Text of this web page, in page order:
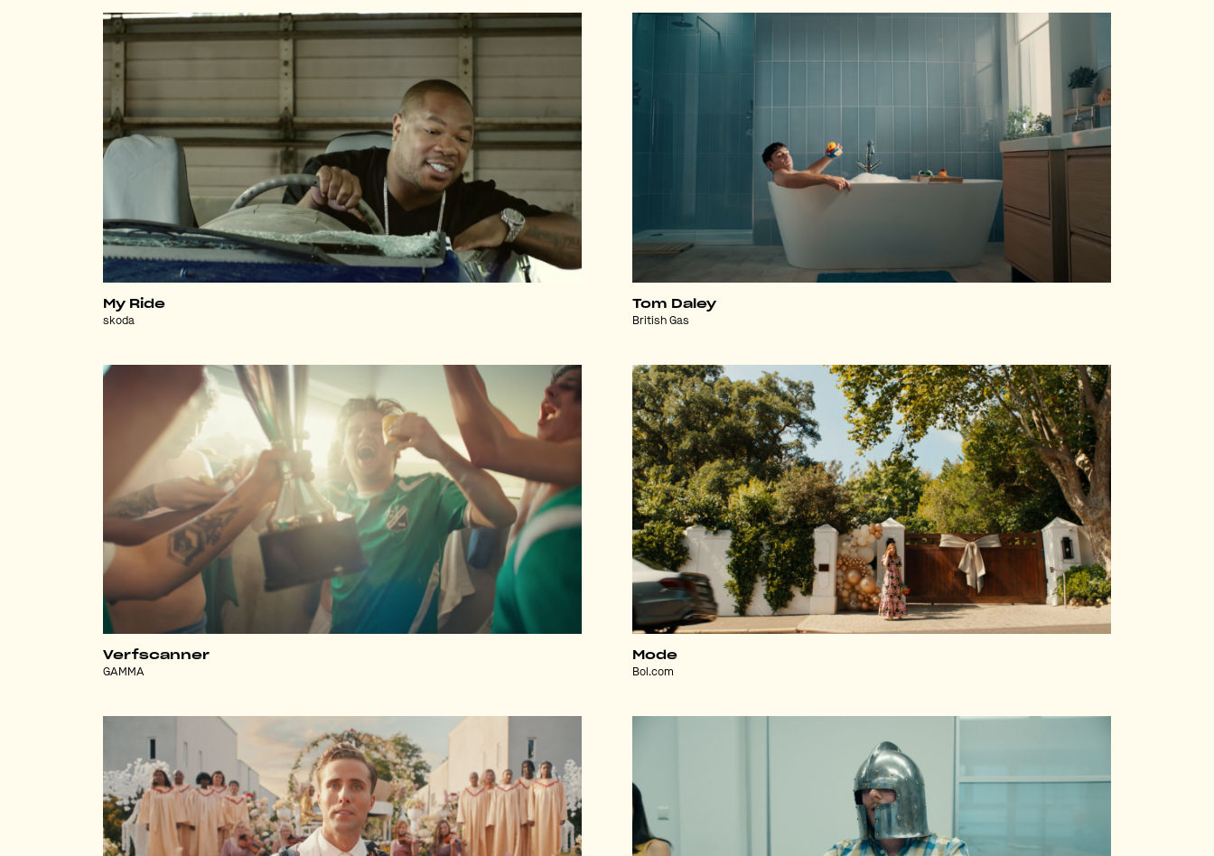
My Ride
skoda
Tom Daley
British Gas
Verfscanner
GAMMA
Mode
Bol.com